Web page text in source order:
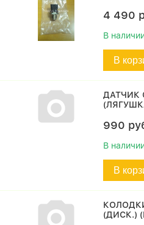
4 490
В
В
ДАТЧИК
990
В
В
(ДИСК.)